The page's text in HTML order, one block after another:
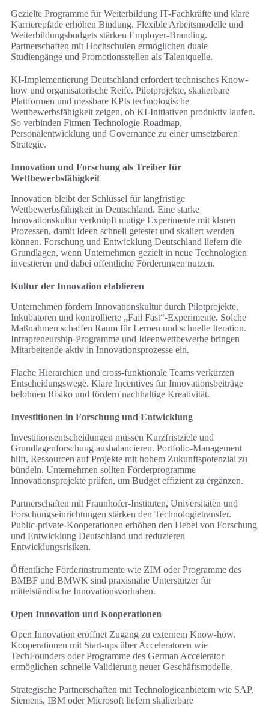
Gezielte Programme für Weiterbildung IT-Fachkräfte und klare
Karrierepfade erhöhen Bindung. Flexible Arbeitsmodelle und
Weiterbildungsbudgets stärken Employer-Branding.
Partnerschaften mit Hochschulen ermöglichen duale
Studiengänge und Promotionsstellen als Talentquelle.
KI-Implementierung Deutschland erfordert technisches Know-
how und organisatorische Reife. Pilotprojekte, skalierbare
Plattformen und messbare KPIs technologische
Wettbewerbsfähigkeit zeigen, ob KI-Initiativen produktiv laufen.
So verbinden Firmen Technologie-Roadmap,
Personalentwicklung und Governance zu einer umsetzbaren
Strategie.
Innovation und Forschung als Treiber für
Wettbewerbsfähigkeit
Innovation bleibt der Schlüssel für langfristige
Wettbewerbsfähigkeit in Deutschland. Eine starke
Innovationskultur verknüpft mutige Experimente mit klaren
Prozessen, damit Ideen schnell getestet und skaliert werden
können. Forschung und Entwicklung Deutschland liefern die
Grundlagen, wenn Unternehmen gezielt in neue Technologien
investieren und dabei öffentliche Förderungen nutzen.
Kultur der Innovation etablieren
Unternehmen fördern Innovationskultur durch Pilotprojekte,
Inkubatoren und kontrollierte „Fail Fast“-Experimente. Solche
Maßnahmen schaffen Raum für Lernen und schnelle Iteration.
Intrapreneurship-Programme und Ideenwettbewerbe bringen
Mitarbeitende aktiv in Innovationsprozesse ein.
Flache Hierarchien und cross-funktionale Teams verkürzen
Entscheidungswege. Klare Incentives für Innovationsbeiträge
belohnen Risiko und fördern nachhaltige Kreativität.
Investitionen in Forschung und Entwicklung
Investitionsentscheidungen müssen Kurzfristziele und
Grundlagenforschung ausbalancieren. Portfolio-Management
hilft, Ressourcen auf Projekte mit hohem Zukunftspotenzial zu
bündeln. Unternehmen sollten Förderprogramme
Innovationsprojekte prüfen, um Budget effizient zu ergänzen.
Partnerschaften mit Fraunhofer-Instituten, Universitäten und
Forschungseinrichtungen stärken den Technologietransfer.
Public-private-Kooperationen erhöhen den Hebel von Forschung
und Entwicklung Deutschland und reduzieren
Entwicklungsrisiken.
Öffentliche Förderinstrumente wie ZIM oder Programme des
BMBF und BMWK sind praxisnahe Unterstützer für
mittelständische Innovationsvorhaben.
Open Innovation und Kooperationen
Open Innovation eröffnet Zugang zu externem Know-how.
Kooperationen mit Start-ups über Acceleratoren wie
TechFounders oder Programme des German Accelerator
ermöglichen schnelle Validierung neuer Geschäftsmodelle.
Strategische Partnerschaften mit Technologieanbietern wie SAP,
Siemens, IBM oder Microsoft liefern skalierbare